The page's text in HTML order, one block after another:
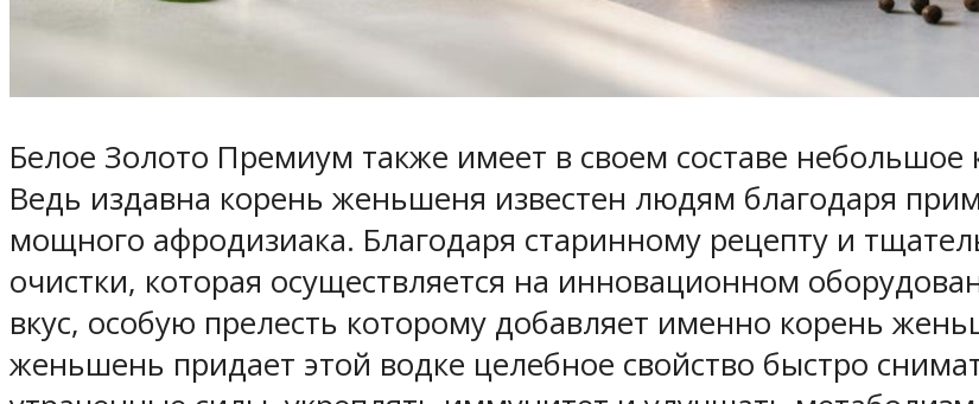
Белое Золото Премиум также имеет в своем составе небольшое
Ведь издавна корень женьшеня известен людям благодаря
мощного афродизиака. Благодаря старинному рецепту и
очистки, которая осуществляется на инновационном
вкус, особую прелесть которому добавляет именно корень
женьшень придает этой водке целебное свойство быстро